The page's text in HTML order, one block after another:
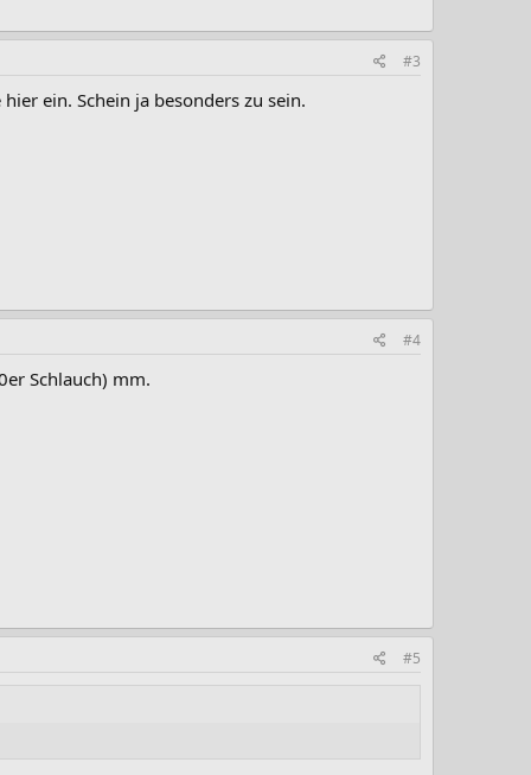
#3
ein. Schein ja besonders zu sein.
#4
Schlauch) mm.
#5